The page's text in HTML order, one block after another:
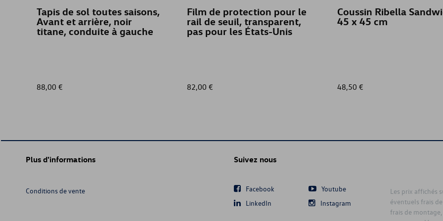
Tapis de sol toutes saisons,
Avant et arrière, noir
titane, conduite à gauche
88,00 €
Film de protection pour le
rail de seuil, transparent,
pas pour les États-Unis
82,00 €
Coussin Ribella
45 x 45 cm
48,50 €
Plus d'informations
Conditions de vente
Suivez nous
Facebook
Youtube
LinkedIn
Instagram
Les prix affichés
éventuels frais
frais de